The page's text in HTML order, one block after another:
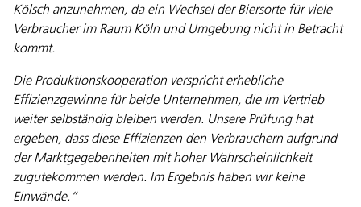
Kölsch anzunehmen, da ein Wechsel der Biersorte für viele
Verbraucher im Raum Köln und Umgebung nicht in Betracht
kommt.
Die Produktionskooperation verspricht erhebliche
Effizienzgewinne für beide Unternehmen, die im Vertrieb
weiter selbständig bleiben werden. Unsere Prüfung hat
ergeben, dass diese Effizienzen den Verbrauchern aufgrund
der Marktgegebenheiten mit hoher Wahrscheinlichkeit
zugutekommen werden. Im Ergebnis haben wir keine
Einwände.“